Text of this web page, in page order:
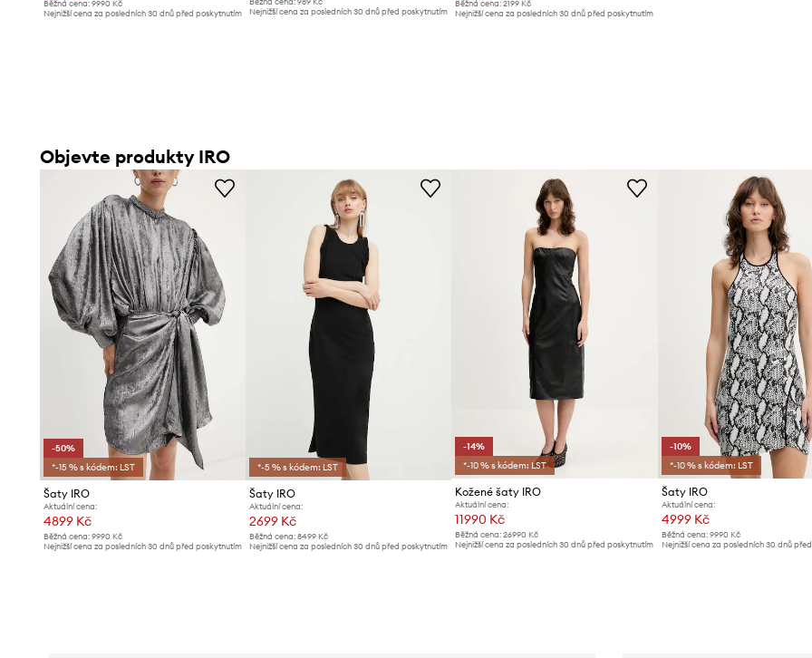
Běžná cena: 9990 Kč
Nejnižší cena za posledních 30 dnů před poskytnutím
Nejnižší cena za posledních 30 dnů před poskytnutím
Běžná cena: 2199 Kč
Nejnižší cena za posledních 30 dnů před poskytnutím
Objevte produkty IRO
-50%
*-15 % s kódem: LST
Šaty IRO
Aktuální cena:
4899 Kč
Běžná cena: 9990 Kč
Nejnižší cena za posledních 30 dnů před poskytnutím
*-5 % s kódem: LST
Šaty IRO
Aktuální cena:
2699 Kč
Běžná cena:8499 Kč
Nejnižší cena za posledních 30 dnů před poskytnutím
-14%
*-10 % s kódem: LST
Kožené šaty IRO
Aktuální cena:
11990 Kč
Běžná cena: 26990 Kč
Nejnižší cena za posledních 30 dnů před poskytnutím
-10%
*-10 % s kódem: LST
Šaty IRO
Aktuální cena:
4999 Kč
Běžná cena: 9990 Kč
Nejnižší cena za posledních 30 dnů